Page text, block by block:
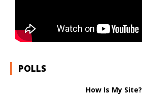
POLLS
How Is My Site?